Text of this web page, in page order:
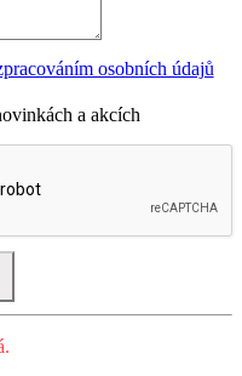
osobních údajů
a akcích